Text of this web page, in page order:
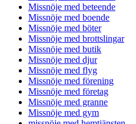
Missnöje med beteende
Missnöje med boende
Missnöje med böter
Missnöje med brottslingar
Missnöje med butik
Missnöje med djur
Missnöje med flyg
Missnöje med förening
Missnöje med företag
Missnöje med granne
Missnöje med gym